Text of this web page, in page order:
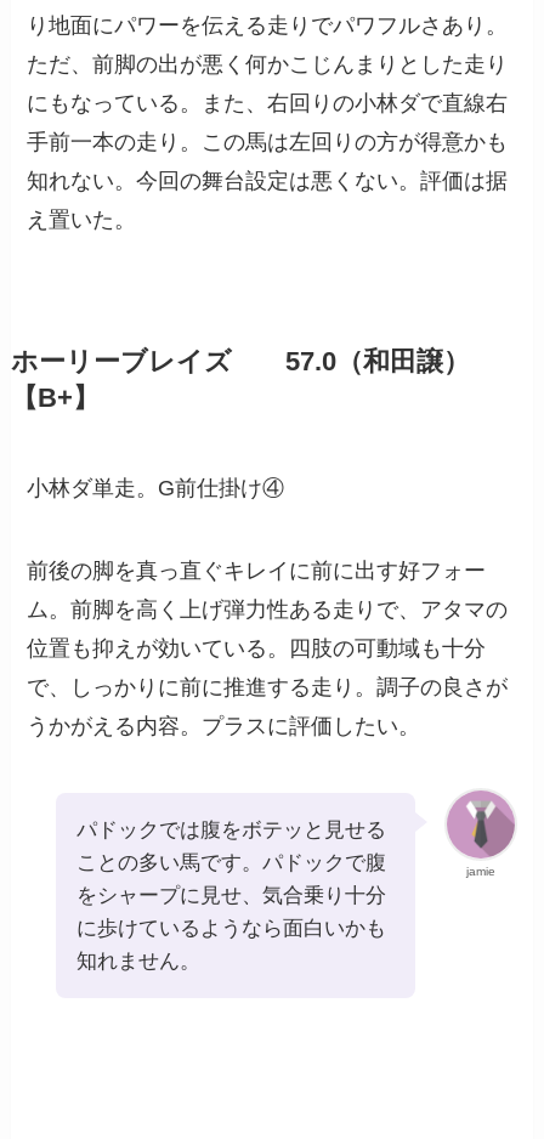
り地面にパワーを伝える走りでパワフルさあり。
ただ、前脚の出が悪く何かこじんまりとした走り
にもなっている。また、右回りの小林ダで直線右
手前一本の走り。この馬は左回りの方が得意かも
知れない。今回の舞台設定は悪くない。評価は据
え置いた。
ホーリーブレイズ 57.0（和田譲）
【B+】
小林ダ単走。G前仕掛け④
前後の脚を真っ直ぐキレイに前に出す好フォー
ム。前脚を高く上げ弾力性ある走りで、アタマの
位置も抑えが効いている。四肢の可動域も十分
で、しっかりに前に推進する走り。調子の良さが
うかがえる内容。プラスに評価したい。
jamie
パドックでは腹をボテッと見せる
ことの多い馬です。パドックで腹
をシャープに見せ、気合乗り十分
に歩けているようなら面白いかも
知れません。